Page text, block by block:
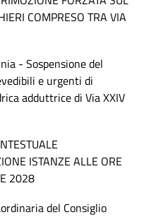
COMPRESO TRA VIA
- Sospensione del
e urgenti di
adduttrice di Via XXIV
ISTANZE ALLE ORE
2028
del Consiglio